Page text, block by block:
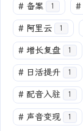
# 备案 1 #
# 阿里云 1
# 增长复盘 1
# 日活提升 1
# 配音入驻 1
# 声音变现 1